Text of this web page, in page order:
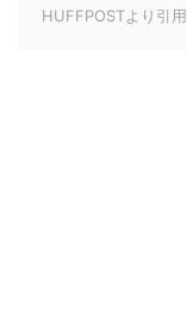
HUFFPOSTより引用